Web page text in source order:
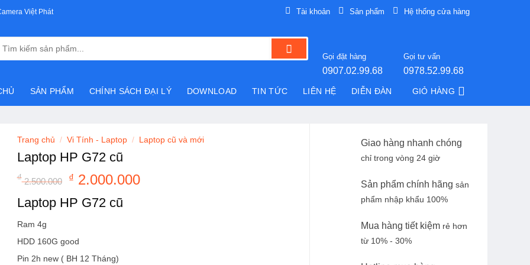
Việt Phát Tài khoản Sản phẩm Hệ thống cửa hàng
Gọi đặt hàng
0907.02.99.68
Gọi tư vấn
0978.52.99.68
SẢN PHẨM CHÍNH SÁCH ĐẠI LÝ DOWNLOAD TIN TỨC LIÊN HỆ DIỄN ĐÀN GIỎ HÀNG
Giao hàng nhanh chóng
chỉ trong vòng 24 giờ
Sản phẩm chính hãng sản
phẩm nhập khẩu 100%
Mua hàng tiết kiệm rẻ hơn
từ 10% - 30%
Trang chủ / Vi Tính - Laptop / Laptop cũ và mới
Laptop HP G72 cũ
₫2.500.000 ₫ 2.000.000
Laptop HP G72 cũ
Ram 4g
HDD 160G good
Pin 2h new ( BH 12 Tháng)